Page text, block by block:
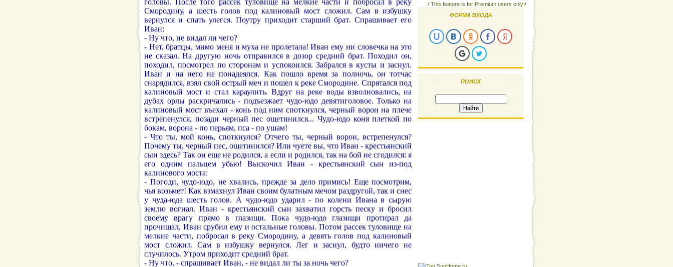
Смородину, а шесть голов под калиновый мост сложил. Сам в избушку
вернулся и спать улегся. Поутру приходит старший брат. Спрашивает его
Иван:
- Ну что, не видал ли чего?
- Нет, братцы, мимо меня и муха не пролетала! Иван ему ни словечка на это
не сказал. На другую ночь отправился в дозор средний брат. Походил он,
походил, посмотрел по сторонам и успокоился. Забрался в кусты и заснул.
Иван и на него не понадеялся. Как пошло время за полночь, он тотчас
снарядился, взял свой острый меч и пошел к реке Смородине. Спрятался под
калиновый мост и стал караулить. Вдруг на реке воды взволновались, на
дубах орлы раскричались - подъезжает чудо-юдо девятиголовое. Только на
калиновый мост въехал - конь под ним споткнулся, черный ворон на плече
встрепенулся, позади черный пес ощетинился... Чудо-юдо коня плеткой по
бокам, ворона - по перьям, пса - по ушам!
- Что ты, мой конь, споткнулся? Отчего ты, черный ворон, встрепенулся?
Почему ты, черный пес, ощетинился? Или чуете вы, что Иван - крестьянский
сын здесь? Так он еще не родился, а если и родился, так на бой не сгодился: я
его одним пальцем убью! Выскочил Иван - крестьянский сын из-под
калинового моста:
- Погоди, чудо-юдо, не хвались, прежде за дело примись! Еще посмотрим,
чья возьмет! Как взмахнул Иван своим булатным мечом раздругой, так и снес
у чуда-юда шесть голов. А чудо-юдо ударил - по колени Ивана в сырую
землю вогнал. Иван - крестьянский сын захватил горсть песку и бросил
своему врагу прямо в глазищи. Пока чудо-юдо глазищи протирал да
прочищал, Иван срубил ему и остальные головы. Потом рассек туловище на
мелкие части, побросал в реку Смородину, а девять голов под калиновый
мост сложил. Сам в избушку вернулся. Лег и заснул, будто ничего не
случилось. Утром приходит средний брат.
- Ну что, - спрашивает Иван, - не видал ли ты за ночь чего?
/ This feature is for Premium users only!/
ФОРМА ВХОДА
ПОИСК